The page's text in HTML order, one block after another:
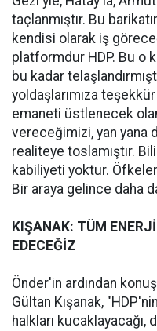
taçlanmıştır. Bu
kendisi olarak iş
platformdur HDP. Bu o
bu kadar
yoldaşlarımıza
emaneti üstlenecek
vereceğimizi, yan yana
realiteye toslamıştır.
kabiliyeti yoktur.
Bir araya gelince daha
KIŞANAK: TÜM
EDECEĞİZ
Önder'in ardından
Gültan Kışanak,
halkları kucaklayacağı,